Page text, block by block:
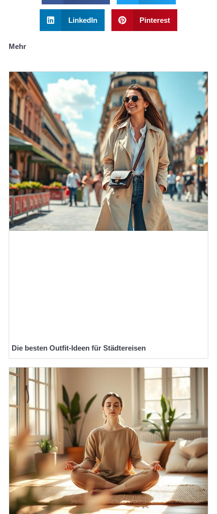
LinkedIn Pinterest
Mehr
Die besten Outfit-Ideen für Städtereisen